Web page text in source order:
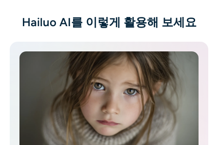
Hailuo AI를 이렇게 활용해 보세요